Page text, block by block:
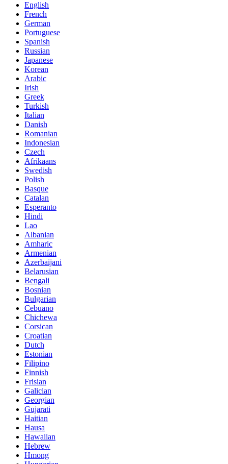
English
French
German
Portuguese
Spanish
Russian
Japanese
Korean
Arabic
Irish
Greek
Turkish
Italian
Danish
Romanian
Indonesian
Czech
Afrikaans
Swedish
Polish
Basque
Catalan
Esperanto
Hindi
Lao
Albanian
Amharic
Armenian
Azerbaijani
Belarusian
Bengali
Bosnian
Bulgarian
Cebuano
Chichewa
Corsican
Croatian
Dutch
Estonian
Filipino
Finnish
Frisian
Galician
Georgian
Gujarati
Haitian
Hausa
Hawaiian
Hebrew
Hmong